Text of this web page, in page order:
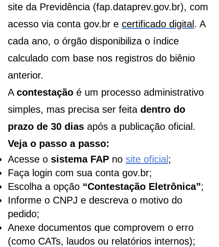
site da Previdência (fap.dataprev.gov.br), com
acesso via conta gov.br e certificado digital. A
cada ano, o órgão disponibiliza o índice
calculado com base nos registros do biênio
anterior.
A contestação é um processo administrativo
simples, mas precisa ser feita dentro do
prazo de 30 dias após a publicação oficial.
Veja o passo a passo:
Acesse o sistema FAP no site oficial;
Faça login com sua conta gov.br;
Escolha a opção “Contestação Eletrônica”;
Informe o CNPJ e descreva o motivo do
pedido;
Anexe documentos que comprovem o erro
(como CATs, laudos ou relatórios internos);